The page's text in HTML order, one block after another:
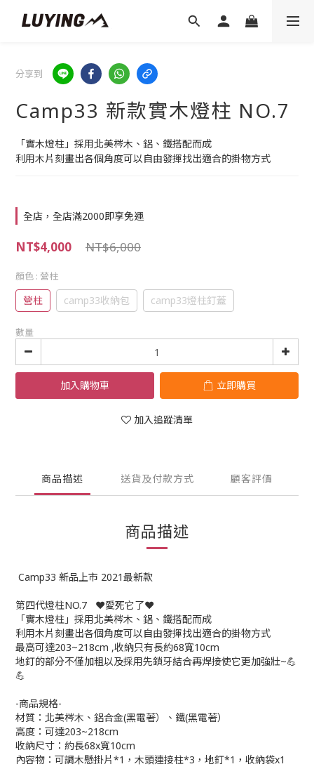
分享到
Camp33 新款實木燈柱 NO.7
「實木燈柱」採用北美梣木、鋁、鐵搭配而成
利用木片刻畫出各個角度可以自由發揮找出適合的掛物方式
全店，全店滿2000即享免運
NT$6,000
NT$4,000
顏色 : 營柱
營柱 camp33收納包 camp33燈柱釘蓋
數量
加入購物車 立即購買
加入追蹤清單
商品描述 送貨及付款方式 顧客評價
商品描述
Camp33 新品上市 2021最新款
第四代燈柱NO.7 ❤️愛死它了❤️
「實木燈柱」採用北美梣木、鋁、鐵搭配而成
利用木片刻畫出各個角度可以自由發揮找出適合的掛物方式
最高可達203~218cm ,收納只有長約68寬10cm
地釘的部分不僅加粗以及採用先鎖牙結合再焊接使它更加強壯~💪
💪
-商品規格-
材質：北美梣木、鋁合金(黑電著）、鐵(黑電著）
高度：可達203~218cm
收納尺寸：約長68x寬10cm
內容物：可調木懸掛片*1，木頭連接柱*3，地釘*1，收納袋x1